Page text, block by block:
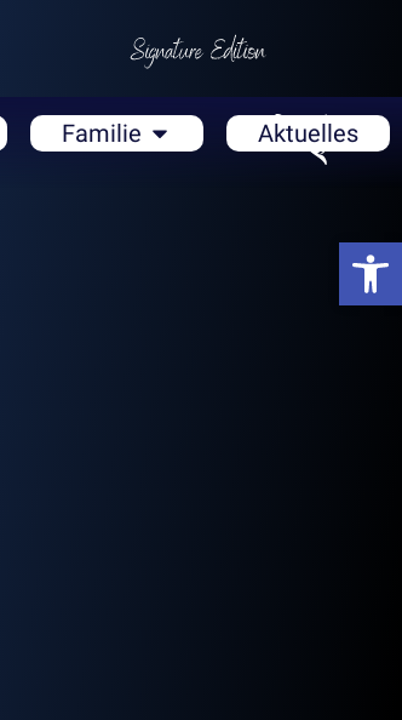
Familie Aktuelles